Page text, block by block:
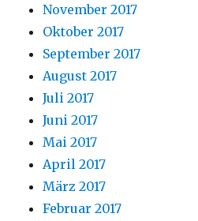
November 2017
Oktober 2017
September 2017
August 2017
Juli 2017
Juni 2017
Mai 2017
April 2017
März 2017
Februar 2017